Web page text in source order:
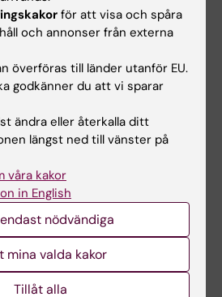
Sandström
för att visa och spåra
och annonser från externa
överföras till länder utanför EU.
godkänner du att vi sparar
ändra eller återkalla ditt
längst ned till vänster på
våra kakor
in English
nödvändiga
mina valda kakor
Tillåt alla